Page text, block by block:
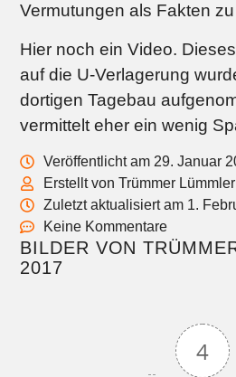
Vermutungen als Fakten
Hier noch ein Video.
auf die U-Verlagerung
dortigen Tagebau
vermittelt eher ein wenig
Veröffentlicht am 29. Januar
Erstellt von Trümmer Lümmler
Zuletzt aktualisiert am 1.
Keine Kommentare
BILDER VON
2017
4